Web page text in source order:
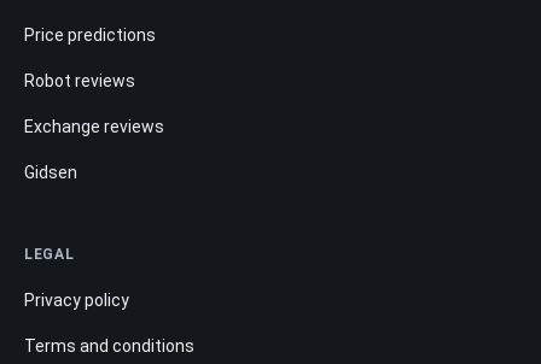
Price predictions
Robot reviews
Exchange reviews
Gidsen
LEGAL
Privacy policy
Terms and conditions